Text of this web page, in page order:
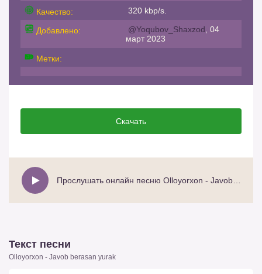
Качество: 320 kbp/s.
Добавлено: @Yoqubov_Shaxzod , 04
март 2023
Метки:
Скачать
Текст песни
Olloyorxon - Javob berasan yurak